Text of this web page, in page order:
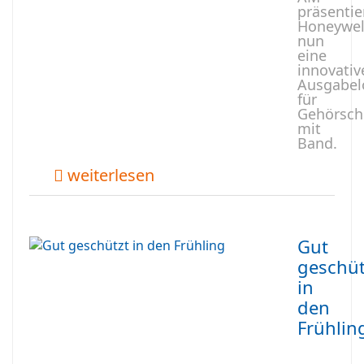
nun
eine
für
mit
Band.
weiterlesen
Gut
in
den